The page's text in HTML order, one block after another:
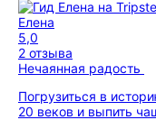
Елена
5,0
2 отзыва
Нечаянная радость
Погрузиться в
20 веков и выпить